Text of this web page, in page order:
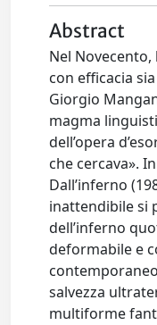
Abstract
Nel
con efficacia
Giorgio
magma
dell’opera
che cercava».
Dall’inferno
inattendibile si
dell’inferno
deformabile e
salvezza
multiforme